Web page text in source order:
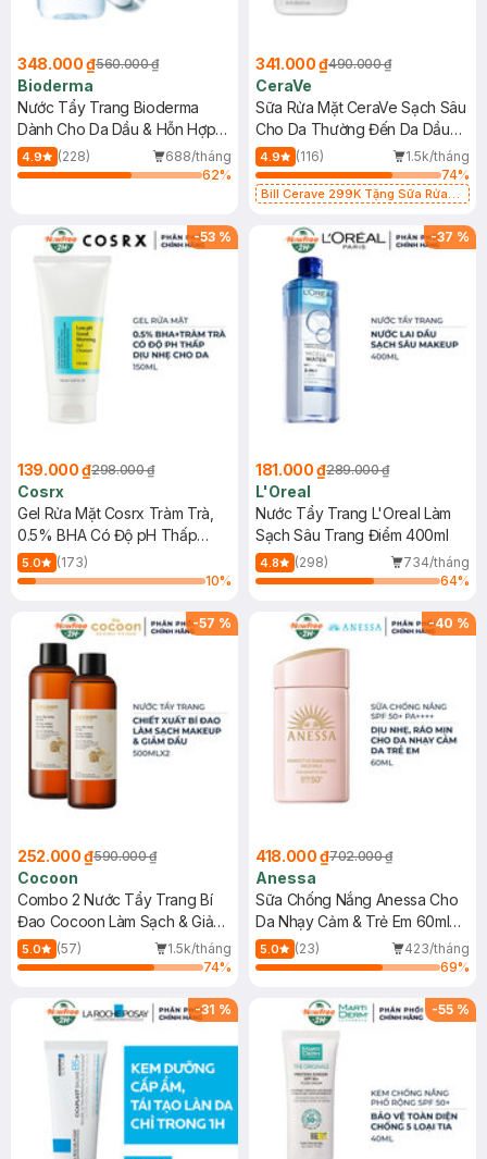
348.000 ₫560.000 ₫
Bioderma
Nước Tẩy Trang Bioderma
Dành Cho Da Dầu & Hỗn Hợp
500ml
4.9 (228)
688/tháng
62%
341.000 ₫490.000 ₫
CeraVe
Sữa Rửa Mặt CeraVe Sạch Sâu
Cho Da Thường Đến Da Dầu
473ml
4.9 (116)
1.5k/tháng
74%
Bill Cerave 299K Tặng Sữa Rửa
-53 %
139.000 ₫298.000 ₫
Cosrx
Gel Rửa Mặt Cosrx Tràm Trà,
0.5% BHA Có Độ pH Thấp
150ml
5.0
(173)
10%
-37 %
181.000 ₫289.000 ₫
L'Oreal
Nước Tẩy Trang L'Oreal Làm
Sạch Sâu Trang Điểm 400ml
4.8 (298)
734/tháng
64%
-57 %
252.000 ₫590.000 ₫
Cocoon
Combo 2 Nước Tẩy Trang Bí
Đao Cocoon Làm Sạch & Giảm
Dầu 500ml
5.0 (57)
1.5k/tháng
74%
-40 %
418.000 ₫702.000 ₫
Anessa
Sữa Chống Nắng Anessa Cho
Da Nhạy Cảm & Trẻ Em 60ml
(Mới)
5.0 (23)
423/tháng
69%
-31 % -55 %